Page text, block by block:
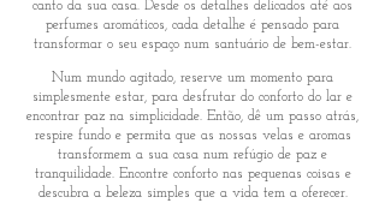
canto da sua casa. Desde os detalhes delicados até aos
perfumes aromáticos, cada detalhe é pensado para
transformar o seu espaço num santuário de bem-estar.
Num mundo agitado, reserve um momento para
simplesmente estar, para desfrutar do conforto do lar e
encontrar paz na simplicidade. Então, dê um passo atrás,
respire fundo e permita que as nossas velas e aromas
transformem a sua casa num refúgio de paz e
tranquilidade. Encontre conforto nas pequenas coisas e
descubra a beleza simples que a vida tem a oferecer.